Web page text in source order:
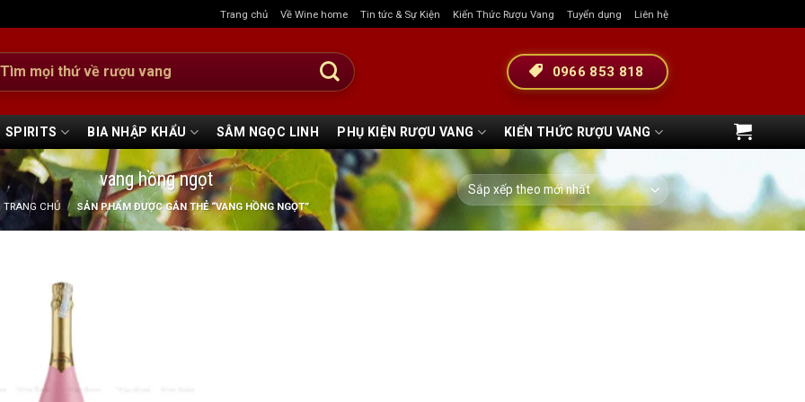
Trang chủ Về Wine home Tin tức & Sự Kiện Kiến Thức Rượu Vang Tuyển dụng Liên hệ
0966 853 818
SPIRITS BIA NHẬP KHẨU SÂM NGỌC LINH PHỤ KIỆN RƯỢU VANG KIẾN THỨC RƯỢU VANG
vang hồng ngọt
TRANG CHỦ / SẢN PHẨM ĐƯỢC GẮN THẺ “VANG HỒNG NGỌT”